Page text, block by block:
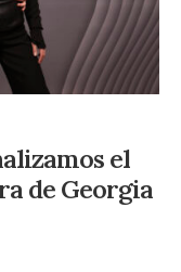
el
de Georgia